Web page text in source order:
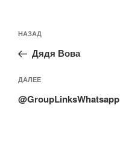
по
записям
Предыдущая
запись:
НАЗАД
Дядя Вова
Следующая
запись
ДАЛЕЕ
@GroupLinksWhatsapp